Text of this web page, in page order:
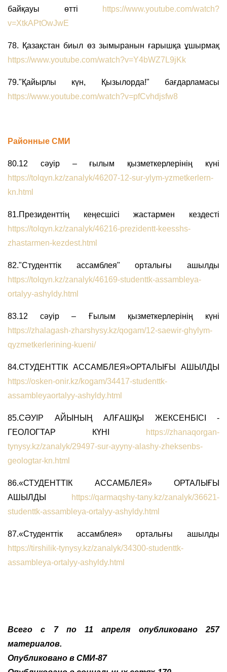
байқауы өтті
https://www.youtube.com/watch?
v=XtkAPtOwJwE
78. Қазақстан биыл өз зымыранын ғарышқа ұшырмақ
https://www.youtube.com/watch?v=Y4bWZ7L9jKk
79."Қайырлы күн, Қызылорда!" бағдарламасы
https://www.youtube.com/watch?v=pfCvhdjsfw8
Районные СМИ
80.12 сәуір – ғылым қызметкерлерінің күні
https://tolqyn.kz/zanalyk/46207-12-sur-ylym-yzmetkerlern-
kn.html
81.Президенттің кеңесшісі жастармен кездесті
https://tolqyn.kz/zanalyk/46216-prezidentt-keesshs-
zhastarmen-kezdest.html
82."Студенттік ассамблея" орталығы ашылды
https://tolqyn.kz/zanalyk/46169-studenttk-assambleya-
ortalyy-ashyldy.html
83.12 сәуір – Ғылым қызметкерлерінің күні
https://zhalagash-zharshysy.kz/qogam/12-saewir-ghylym-
qyzmetkerlerining-kueni/
84.СТУДЕНТТІК АССАМБЛЕЯ»ОРТАЛЫҒЫ АШЫЛДЫ
https://osken-onir.kz/kogam/34417-studenttk-
assambleyaortalyy-ashyldy.html
85.СӘУІР АЙЫНЫҢ АЛҒАШҚЫ ЖЕКСЕНБІСІ -
ГЕОЛОГТАР КҮНІ
https://zhanaqorgan-
tynysy.kz/zanalyk/29497-sur-ayyny-alashy-zheksenbs-
geologtar-kn.html
86.«СТУДЕНТТІК АССАМБЛЕЯ» ОРТАЛЫҒЫ
АШЫЛДЫ
https://qarmaqshy-tany.kz/zanalyk/36621-
studenttk-assambleya-ortalyy-ashyldy.html
87.«Студенттік ассамблея» орталығы ашылды
https://tirshilik-tynysy.kz/zanalyk/34300-studenttk-
assambleya-ortalyy-ashyldy.html
Всего с 7 по 11 апреля опубликовано 257
материалов.
Опубликовано в СМИ-87